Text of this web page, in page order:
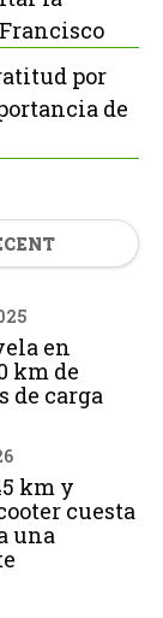
por
de
en
km de
de carga
km y
cuesta
una